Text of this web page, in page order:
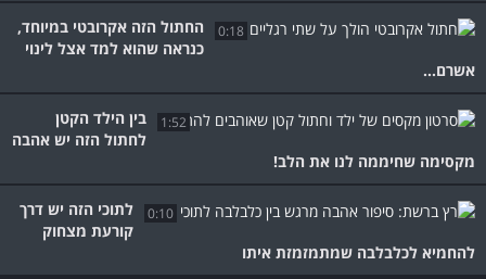
0:18
החתול הזה אקרובטי במיוחד,
כנראה שהוא למד אצל לינוי
אשרם...
1:52
בין הילד הקטן
לחתול הזה יש אהבה
מקסימה שחיממה לנו את הלב!
0:10
לתוכי הזה יש דרך
קורעת מצחוק
להחמיא לכלבלבה שמתמזמזת איתו